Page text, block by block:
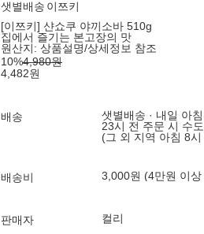
샛별배송 이쯔키
[이쯔키] 샨쇼쿠 야끼소바 510g
집에서 즐기는 본고장의 맛
원산지: 상품설명/상세정보 참조
10%4,980원
4,482원
배송
샛별배송 · 내일 아침
23시 전 주문 시 수
(그 외 지역 아침 8
배송비 3,000원 (4만원 이상
판매자 컬리